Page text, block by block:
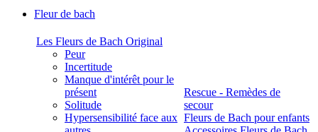
Fleur de bach
Les Fleurs de Bach Original
Peur
Incertitude
Manque d'intérêt pour le
présent
Solitude
Hypersensibilité face aux
Rescue - Remèdes de
secour
Fleurs de Bach pour enfants